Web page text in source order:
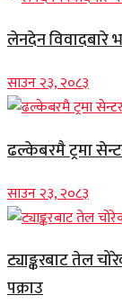
लेनदेन विवादबारे
साउन २३, २०८३
ढल्केबरमै ट्रमा
साउन २३, २०८३
ट्याङ्करबाट तेल
पक्राउ